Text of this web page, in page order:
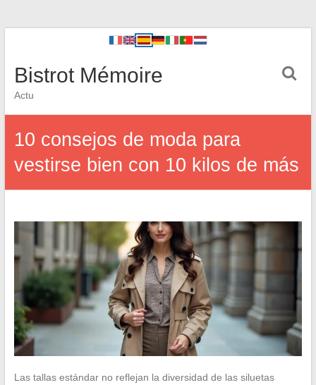
Bistrot Mémoire
Actu
10 consejos de moda para
vestirse bien con 10 kilos de más
Las tallas estándar no reflejan la diversidad de las siluetas